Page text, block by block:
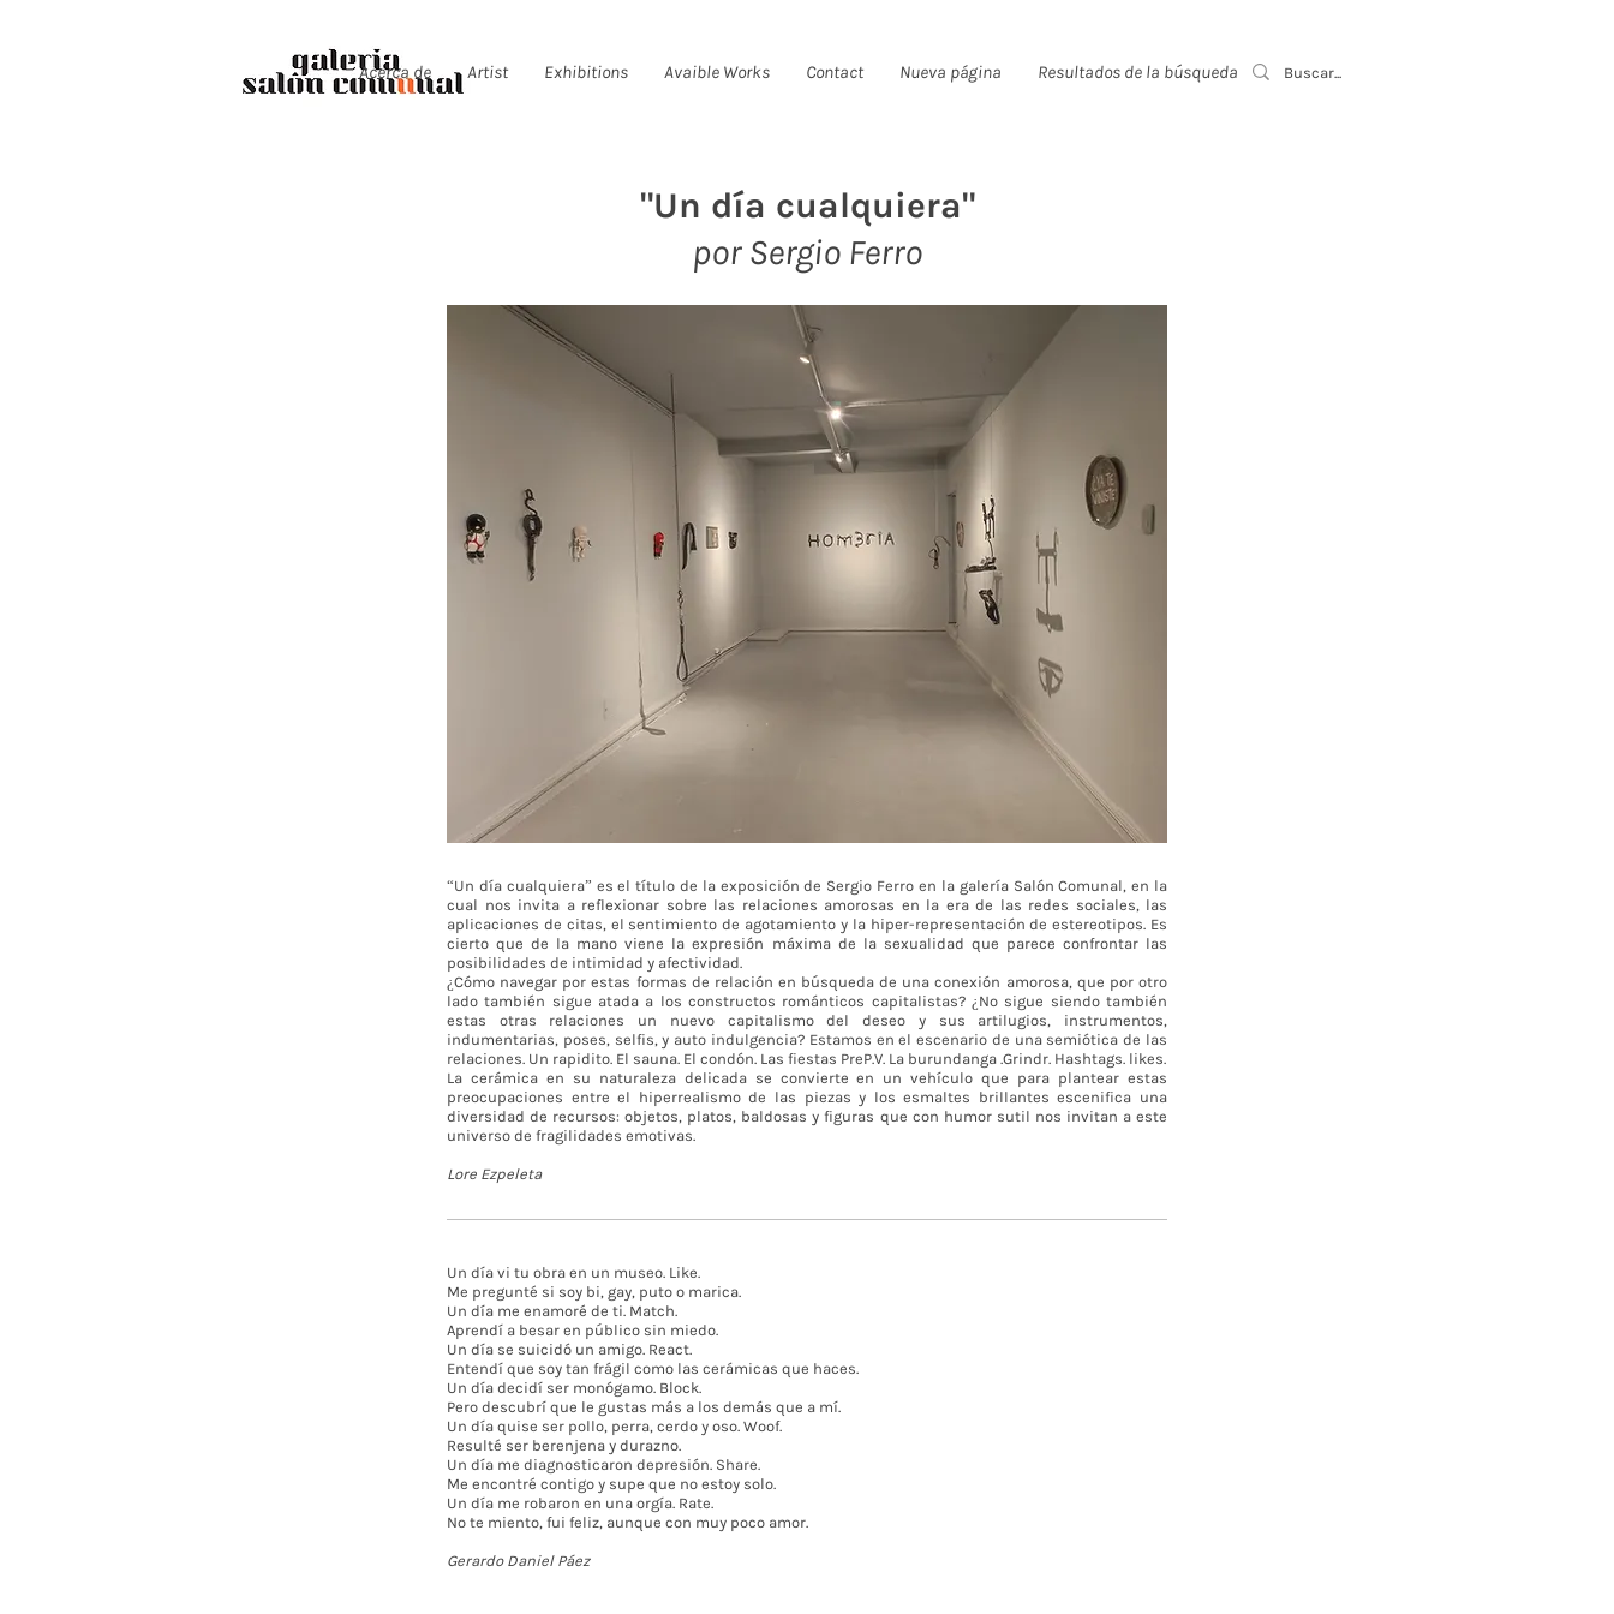
Acerca de Artist Exhibitions Avaible Works Contact Nueva página Resultados de la búsqueda Event List
"Un día cualquiera"
por Sergio Ferro
“Un día cualquiera” es el título de la exposición de Sergio Ferro en la galería Salón Comunal, en la
cual nos invita a reflexionar sobre las relaciones amorosas en la era de las redes sociales, las
aplicaciones de citas, el sentimiento de agotamiento y la hiper-representación de estereotipos. Es
cierto que de la mano viene la expresión máxima de la sexualidad que parece confrontar las
posibilidades de intimidad y afectividad.
¿Cómo navegar por estas formas de relación en búsqueda de una conexión amorosa, que por otro
lado también sigue atada a los constructos románticos capitalistas? ¿No sigue siendo también
estas otras relaciones un nuevo capitalismo del deseo y sus artilugios, instrumentos,
indumentarias, poses, selfis, y auto indulgencia? Estamos en el escenario de una semiótica de las
relaciones. Un rapidito. El sauna. El condón. Las fiestas PreP.V. La burundanga .Grindr. Hashtags. likes.
La cerámica en su naturaleza delicada se convierte en un vehículo que para plantear estas
preocupaciones entre el hiperrealismo de las piezas y los esmaltes brillantes escenifica una
diversidad de recursos: objetos, platos, baldosas y figuras que con humor sutil nos invitan a este
universo de fragilidades emotivas.
Lore Ezpeleta
Un día vi tu obra en un museo. Like.
Me pregunté si soy bi, gay, puto o marica.
Un día me enamoré de ti. Match.
Aprendí a besar en público sin miedo.
Un día se suicidó un amigo. React.
Entendí que soy tan frágil como las cerámicas que haces.
Un día decidí ser monógamo. Block.
Pero descubrí que le gustas más a los demás que a mí.
Un día quise ser pollo, perra, cerdo y oso. Woof.
Resulté ser berenjena y durazno.
Un día me diagnosticaron depresión. Share.
Me encontré contigo y supe que no estoy solo.
Un día me robaron en una orgía. Rate.
No te miento, fui feliz, aunque con muy poco amor.
Gerardo Daniel Páez